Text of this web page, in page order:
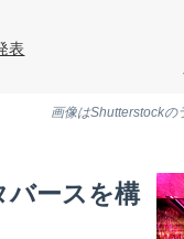
表
画像はShutterstockの
バースを構